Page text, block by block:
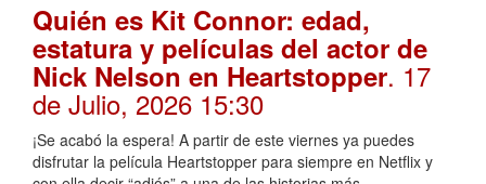
Quién es Kit Connor: edad,
estatura y películas del actor de
Nick Nelson en Heartstopper. 17
de Julio, 2026 15:30
¡Se acabó la espera! A partir de este viernes ya puedes
disfrutar la película Heartstopper para siempre en Netflix y